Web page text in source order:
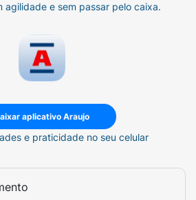
agilidade e sem passar pelo caixa.
aplicativo Araujo
e praticidade no seu celular